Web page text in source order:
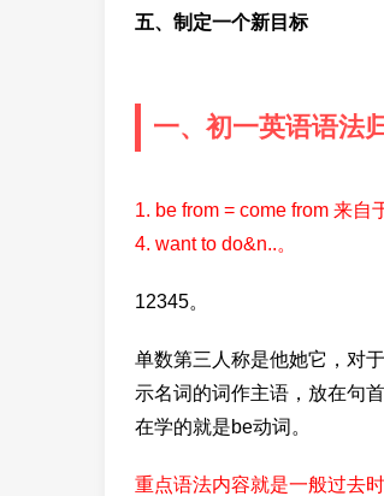
五、制定一个新目标
一、初一英语语法
1. be from = come from 来
4. want to do&n..。
12345。
单数第三人称是他她它，对
示名词的词作主语，放在句
在学的就是be动词。
重点语法内容就是一般过去